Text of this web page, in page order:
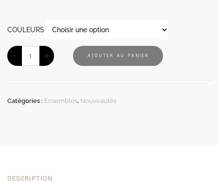
COULEURS
AJOUTER AU PANIER
Catégories : Ensembles, Nouveautés
DESCRIPTION